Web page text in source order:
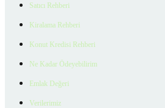
Satıcı Rehberi
Kiralama Rehberi
Konut Kredisi Rehberi
Ne Kadar Ödeyebilirim
Emlak Değeri
Verilerimiz